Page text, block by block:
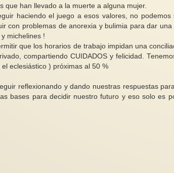
que han llevado a la muerte a alguna mujer.
haciendo el juego a esos valores, no
con problemas de anorexia y bulimia para dar
michelines !
que los horarios de trabajo impidan una
compartiendo CUIDADOS y felicidad.
eclesiástico ) próximas al 50 %
reflexionando y dando nuestras respuestas
bases para decidir nuestro futuro y eso solo es